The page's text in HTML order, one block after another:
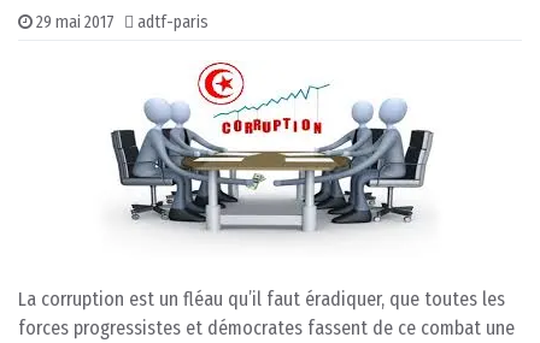
29 mai 2017 adtf-paris
La corruption est un fléau qu’il faut éradiquer, que toutes les
forces progressistes et démocrates fassent de ce combat une